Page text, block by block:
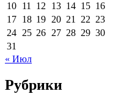
10 11 12 13 14 15 16
17 18 19 20 21 22 23
24 25 26 27 28 29 30
31
« Июл
Рубрики